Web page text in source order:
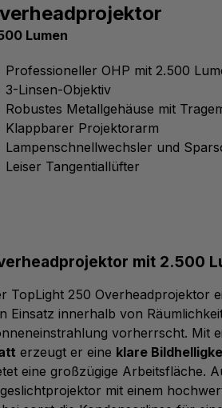
Lumen
Professioneller OHP mit 2.500
3-Linsen-Objektiv
Robustes Metallgehäuse mit
Klappbarer Projektorarm
Lampenschnellwechsler und
Leiser Tangentiallüfter
mit 2.500
TopLight 250 Overheadprojektor
Einsatz innerhalb von
vorherrscht. Mit
erzeugt er eine klare
eine großzügige Arbeitsfläche.
mit einem